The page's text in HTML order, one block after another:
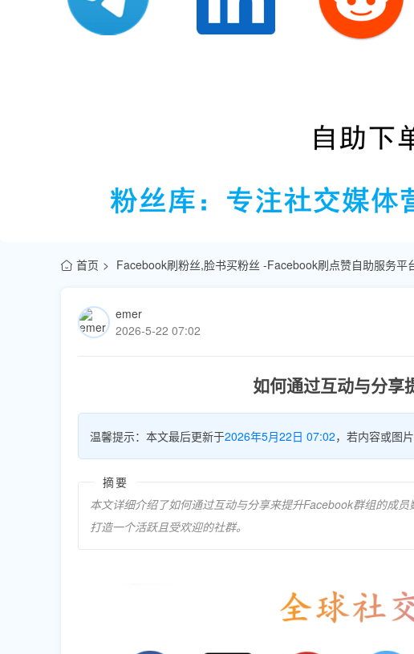
首页 Facebook刷粉丝,脸书买粉丝 -Facebook刷点赞自助服务平
emer
2026-5-22 07:02
如何通过互动与分享
温馨提示：本文最后更新于2026年5月22日 07:02，若内容或图
摘要
本文详细介绍了如何通过互动与分享来提升Facebook群组的成
打造一个活跃且受欢迎的社群。